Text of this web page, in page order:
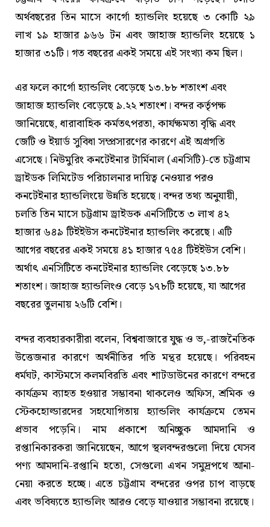
অর্থবছরের তিন মাসে কার্গো হ্যান্ডলিং হয়েছে ৩ কোটি ২৯
লাখ ১৯ হাজার ৯৬৬ টন এবং জাহাজ হ্যান্ডলিং হয়েছে ১
হাজার ৩১টি। গত বছরের একই সময়ে এই সংখ্যা কম ছিল।
এর ফলে কার্গো হ্যান্ডলিং বেড়েছে ১৩.৮৮ শতাংশ এবং
জাহাজ হ্যান্ডলিং বেড়েছে ৯.২২ শতাংশ। বন্দর কর্তৃপক্ষ
জানিয়েছে, ধারাবাহিক কর্মতৎপরতা, কার্যক্ষমতা বৃদ্ধি এবং
জেটি ও ইয়ার্ড সুবিধা সম্প্রসারণের কারণে এই অগ্রগতি
এসেছে। নিউমুরিং কনটেইনার টার্মিনাল (এনসিটি)-তে চট্টগ্রাম
ড্রাইডক লিমিটেড পরিচালনার দায়িত্ব নেওয়ার পরও
কনটেইনার হ্যান্ডলিংয়ে উন্নতি হয়েছে। বন্দর তথ্য অনুযায়ী,
চলতি তিন মাসে চট্টগ্রাম ড্রাইডক এনসিটিতে ৩ লাখ ৪২
হাজার ৬৪৯ টিইইউস কনটেইনার হ্যান্ডলিং করেছে। এটি
আগের বছরের একই সময়ে ৪১ হাজার ৭৫৪ টিইইউস বেশি।
অর্থাৎ এনসিটিতে কনটেইনার হ্যান্ডলিং বেড়েছে ১৩.৮৮
শতাংশ। জাহাজ হ্যান্ডলিংও বেড়ে ১৭৮টি হয়েছে, যা আগের
বছরের তুলনায় ২৬টি বেশি।
বন্দর ব্যবহারকারীরা বলেন, বিশ্ববাজারে যুদ্ধ ও ভ‚-রাজনৈতিক
উত্তেজনার কারণে অর্থনীতির গতি মন্থর হয়েছে। পরিবহন
ধর্মঘট, কাস্টমসে কলমবিরতি এবং শাটডাউনের কারণে বন্দরে
কার্যক্রম ব্যাহত হওয়ার সম্ভাবনা থাকলেও অফিস, শ্রমিক ও
স্টেকহোল্ডারদের সহযোগিতায় হ্যান্ডলিং কার্যক্রমে তেমন
প্রভাব পড়েনি। নাম প্রকাশে অনিচ্ছুক আমদানি ও
রপ্তানিকারকরা জানিয়েছেন, আগে স্থলবন্দরগুলো দিয়ে যেসব
পণ্য আমদানি-রপ্তানি হতো, সেগুলো এখন সমুদ্রপথে আনা-
নেয়া করতে হচ্ছে। এতে চট্টগ্রাম বন্দরের ওপর চাপ বাড়ছে
এবং ভবিষ্যতে হ্যান্ডলিং আরও বেড়ে যাওয়ার সম্ভাবনা রয়েছে।